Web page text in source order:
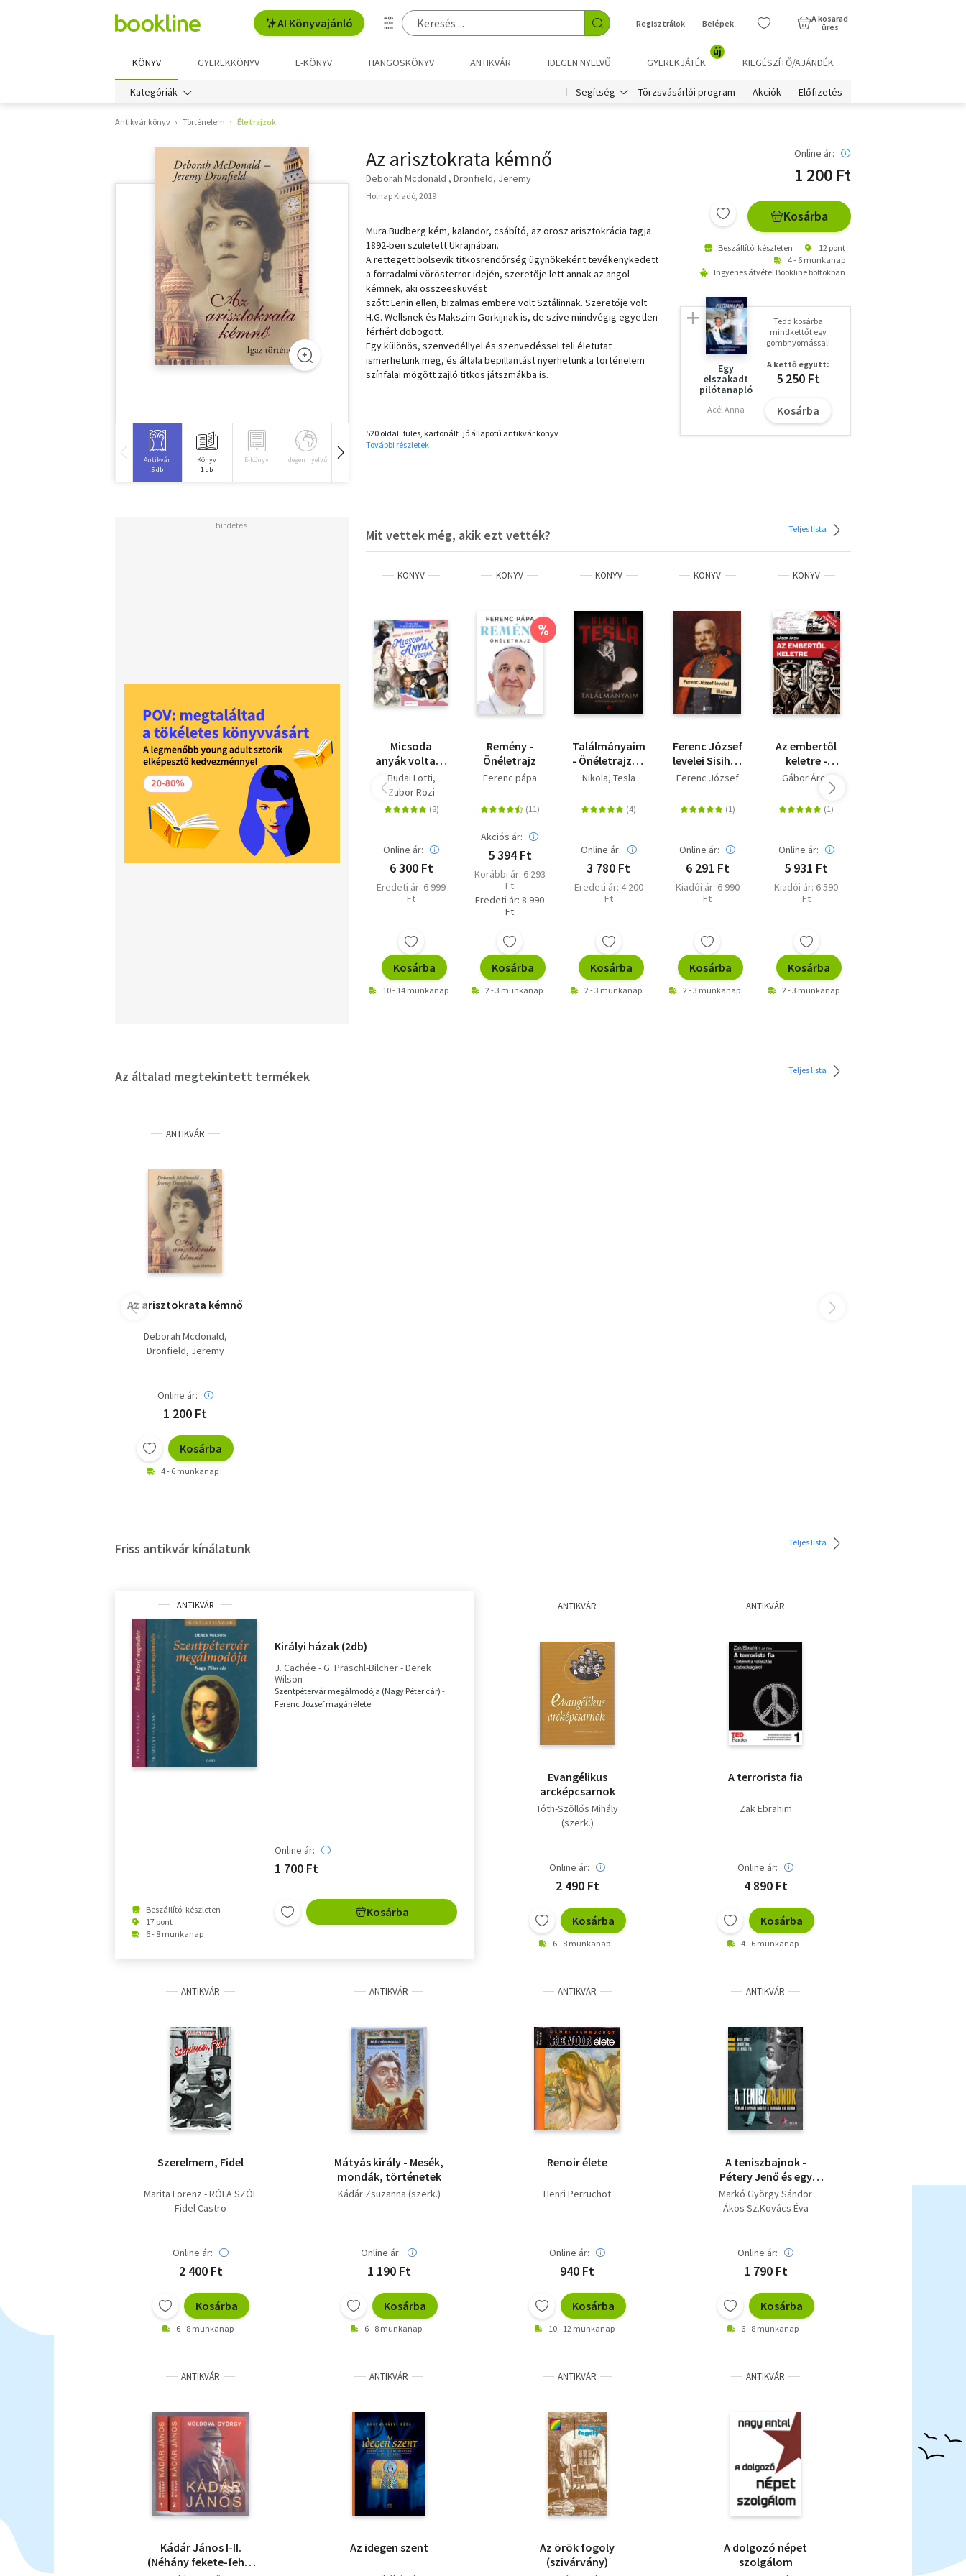
AI Könyvajánló Regisztrálok Belépek
A kosarad
üres
KÖNYV GYEREKKÖNYV E-KÖNYV HANGOSKÖNYV ANTIKVÁR IDEGEN NYELVŰ GYEREKJÁTÉK
új
KIEGÉSZÍTŐ/AJÁNDÉK
Kategóriák Segítség Törzsvásárlói program Akciók Előfizetés
Antikvár könyv Történelem Életrajzok
Antikvár
5 db
Könyv
1 db
E-könyv Idegen nyelvű Hangoskönyv
Az arisztokrata kémnő
Deborah Mcdonald Dronfield, Jeremy
Holnap Kiadó, 2019
Mura Budberg kém, kalandor, csábító, az orosz arisztokrácia tagja
1892-ben született Ukrajnában.
A rettegett bolsevik titkosrendőrség ügynökeként tevékenykedett
a forradalmi vörösterror idején, szeretője lett annak az angol
kémnek, aki összeesküvést
szőtt Lenin ellen, bizalmas embere volt Sztálinnak. Szeretője volt
H.G. Wellsnek és Makszim Gorkijnak is, de szíve mindvégig egyetlen
férfiért dobogott.
Egy különös, szenvedéllyel és szenvedéssel teli életutat
ismerhetünk meg, és általa bepillantást nyerhetünk a történelem
színfalai mögött zajló titkos játszmákba is.
520 oldal･füles, kartonált･jó állapotú antikvár könyv
További részletek
Online ár:
1 200 Ft
Kosárba
Beszállítói készleten
12 pont
4 - 6 munkanap
Ingyenes átvétel Bookline boltokban
Egy
elszakadt
pilótanapló
Acél Anna
Tedd kosárba
mindkettőt egy
gombnyomással!
A kettő együtt:
5 250 Ft
Kosárba
Mit vettek még, akik ezt vették? Teljes lista
KÖNYV
Micsoda
anyák voltak -
Híres nők a
gyerekszobában
Budai Lotti
Zubor Rozi
Online ár:
6 300 Ft
Eredeti ár: 6 999
Ft
Kosárba
10 - 14 munkanap
KÖNYV
%
Remény -
Önéletrajz
Ferenc pápa
Akciós ár:
5 394 Ft
Korábbi ár: 6 293
Ft
Eredeti ár: 8 990
Ft
Kosárba
2 - 3 munkanap
KÖNYV
Találmányaim
- Önéletrajz és
egyéb írások
Nikola, Tesla
Online ár:
3 780 Ft
Eredeti ár: 4 200
Ft
Kosárba
2 - 3 munkanap
KÖNYV
Ferenc József
levelei Sisihez
-II. kötet -
Ferenc József
Online ár:
6 291 Ft
Kiadói ár: 6 990
Ft
Kosárba
2 - 3 munkanap
KÖNYV
Az embertől
keletre -
Szibériai
trilógia, I.
kötet
Gábor Áron
Online ár:
5 931 Ft
Kiadói ár: 6 590
Ft
Kosárba
2 - 3 munkanap
Az általad megtekintett termékek Teljes lista
ANTIKVÁR
Az arisztokrata kémnő
Deborah Mcdonald
Dronfield, Jeremy
Online ár:
1 200 Ft
Kosárba
4 - 6 munkanap
Friss antikvár kínálatunk Teljes lista
ANTIKVÁR
Beszállítói készleten
17 pont
6 - 8 munkanap
Királyi házak (2db)
J. Cachée - G. Praschl-Bilcher - Derek
Wilson
Szentpétervár megálmodója (Nagy Péter cár) -
Ferenc József magánélete
Online ár:
1 700 Ft
Kosárba
ANTIKVÁR
Evangélikus
arcképcsarnok
Tóth-Szöllős Mihály
(szerk.)
Online ár:
2 490 Ft
Kosárba
6 - 8 munkanap
ANTIKVÁR
A terrorista fia
Zak Ebrahim
Online ár:
4 890 Ft
Kosárba
4 - 6 munkanap
ANTIKVÁR
Szerelmem, Fidel
Marita Lorenz - RÓLA SZÓL
Fidel Castro
Online ár:
2 400 Ft
Kosárba
6 - 8 munkanap
ANTIKVÁR
Mátyás király - Mesék,
mondák, történetek
Kádár Zsuzanna (szerk.)
Online ár:
1 190 Ft
Kosárba
6 - 8 munkanap
ANTIKVÁR
Renoir élete
Henri Perruchot
Online ár:
940 Ft
Kosárba
10 - 12 munkanap
ANTIKVÁR
A teniszbajnok -
Pétery Jenő és egy
polgári család élete és
viszontagságai a XX.
Markó György Sándor
Ákos Sz.Kovács Éva
Online ár:
1 790 Ft
Kosárba
6 - 8 munkanap
ANTIKVÁR
Kádár János I-II.
(Néhány fekete-fehér
ANTIKVÁR
Az idegen szent
ANTIKVÁR
Az örök fogoly
(szivárvány)
ANTIKVÁR
A dolgozó népet
szolgálom